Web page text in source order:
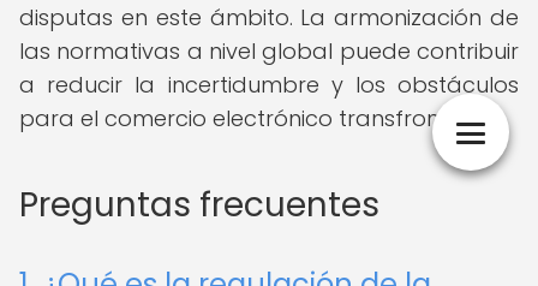
disputas en este ámbito. La armonización de
las normativas a nivel global puede contribuir
a reducir la incertidumbre y los obstáculos
para el comercio electrónico transfronterizo.
Preguntas frecuentes